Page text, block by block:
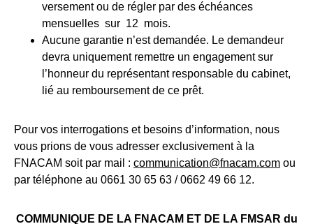
versement ou de régler par des échéances
mensuelles sur 12 mois.
Aucune garantie n’est demandée. Le demandeur
devra uniquement remettre un engagement sur
l’honneur du représentant responsable du cabinet,
lié au remboursement de ce prêt.
Pour vos interrogations et besoins d’information, nous
vous prions de vous adresser exclusivement à la
FNACAM soit par mail : communication@fnacam.com ou
par téléphone au 0661 30 65 63 / 0662 49 66 12.
COMMUNIQUE DE LA FNACAM ET DE LA FMSAR du